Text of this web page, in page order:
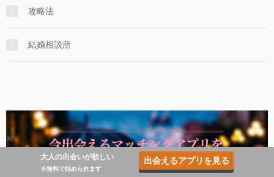
攻略法
結婚相談所
大人の出会いが欲しい
※無料で始められます
出会えるアプリを見る